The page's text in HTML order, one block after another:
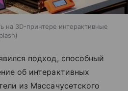
на 3D-принтере интерактивные
подход, способный
об интерактивных
из Массачусетского